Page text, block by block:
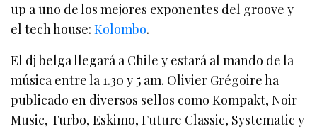
up a uno de los mejores exponentes del groove y
el tech house:Kolombo.
El dj belga llegará a Chile y estará al mando de la
música entre la 1.30 y 5 am. Olivier Grégoire ha
publicado en diversos sellos como Kompakt, Noir
Music, Turbo, Eskimo, Future Classic, Systematic y